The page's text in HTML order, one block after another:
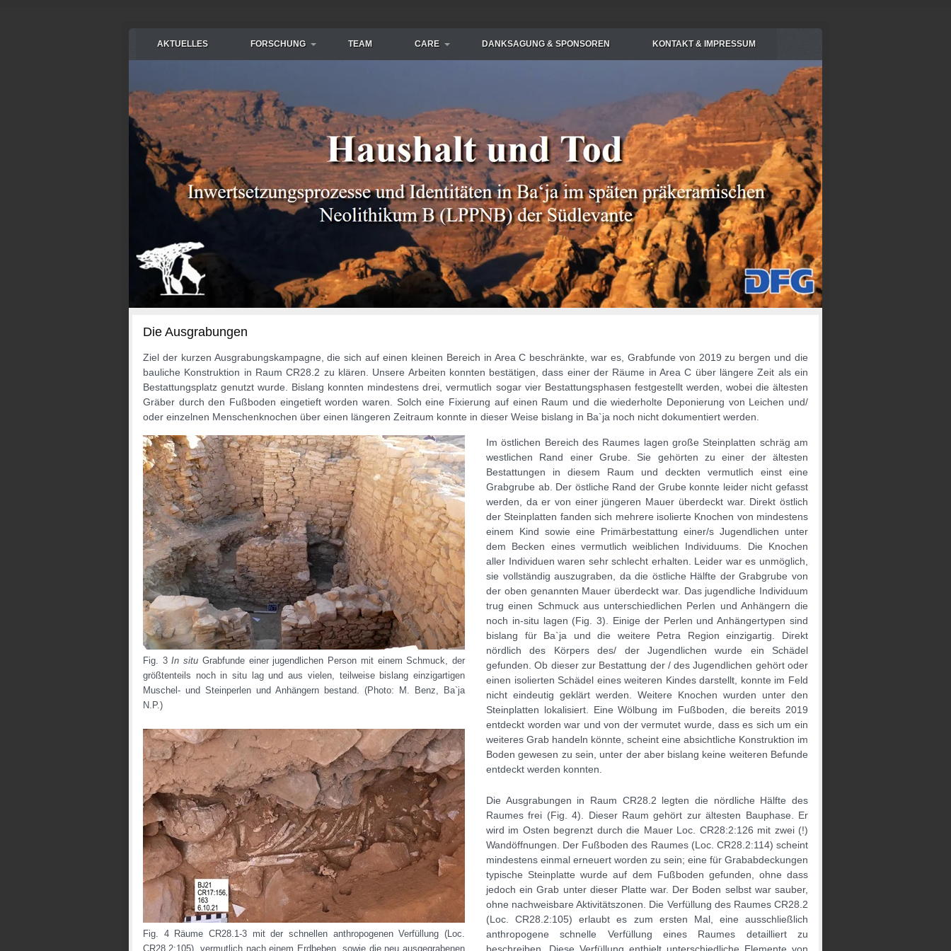
AKTUELLES FORSCHUNG TEAM CARE DANKSAGUNG & SPONSOREN KONTAKT & IMPRESSUM
Die Ausgrabungen
Ziel der kurzen Ausgrabungskampagne, die sich auf einen kleinen Bereich in Area C beschränkte, war es, Grabfunde von 2019 zu bergen und die
bauliche Konstruktion in Raum CR28.2 zu klären. Unsere Arbeiten konnten bestätigen, dass einer der Räume in Area C über längere Zeit als ein
Bestattungsplatz genutzt wurde. Bislang konnten mindestens drei, vermutlich sogar vier Bestattungsphasen festgestellt werden, wobei die ältesten
Gräber durch den Fußboden eingetieft worden waren. Solch eine Fixierung auf einen Raum und die wiederholte Deponierung von Leichen und/
oder einzelnen Menschenknochen über einen längeren Zeitraum konnte in dieser Weise bislang in Ba`ja noch nicht dokumentiert werden.
Fig. 3In situ Grabfunde einer jugendlichen Person mit einem Schmuck, der
größtenteils noch in situ lag und aus vielen, teilweise bislang einzigartigen
Muschel- und Steinperlen und Anhängern bestand. (Photo: M. Benz, Ba`ja
N.P.)
Fig. 4 Räume CR28.1-3 mit der schnellen anthropogenen Verfüllung (Loc.
CR28.2:105), vermutlich nach einem Erdbeben, sowie die neu ausgegrabenen
Im östlichen Bereich des Raumes lagen große Steinplatten schräg am
westlichen Rand einer Grube. Sie gehörten zu einer der ältesten
Bestattungen in diesem Raum und deckten vermutlich einst eine
Grabgrube ab. Der östliche Rand der Grube konnte leider nicht gefasst
werden, da er von einer jüngeren Mauer überdeckt war. Direkt östlich
der Steinplatten fanden sich mehrere isolierte Knochen von mindestens
einem Kind sowie eine Primärbestattung einer/s Jugendlichen unter
dem Becken eines vermutlich weiblichen Individuums. Die Knochen
aller Individuen waren sehr schlecht erhalten. Leider war es unmöglich,
sie vollständig auszugraben, da die östliche Hälfte der Grabgrube von
der oben genannten Mauer überdeckt war. Das jugendliche Individuum
trug einen Schmuck aus unterschiedlichen Perlen und Anhängern die
noch in-situ lagen (Fig. 3). Einige der Perlen und Anhängertypen sind
bislang für Ba`ja und die weitere Petra Region einzigartig. Direkt
nördlich des Körpers des/ der Jugendlichen wurde ein Schädel
gefunden. Ob dieser zur Bestattung der / des Jugendlichen gehört oder
einen isolierten Schädel eines weiteren Kindes darstellt, konnte im Feld
nicht eindeutig geklärt werden. Weitere Knochen wurden unter den
Steinplatten lokalisiert. Eine Wölbung im Fußboden, die bereits 2019
entdeckt worden war und von der vermutet wurde, dass es sich um ein
weiteres Grab handeln könnte, scheint eine absichtliche Konstruktion im
Boden gewesen zu sein, unter der aber bislang keine weiteren Befunde
entdeckt werden konnten.
Die Ausgrabungen in Raum CR28.2 legten die nördliche Hälfte des
Raumes frei (Fig. 4). Dieser Raum gehört zur ältesten Bauphase. Er
wird im Osten begrenzt durch die Mauer Loc. CR28:2:126 mit zwei (!)
Wandöffnungen. Der Fußboden des Raumes (Loc. CR28.2:114) scheint
mindestens einmal erneuert worden zu sein; eine für Grababdeckungen
typische Steinplatte wurde auf dem Fußboden gefunden, ohne dass
jedoch ein Grab unter dieser Platte war. Der Boden selbst war sauber,
ohne nachweisbare Aktivitätszonen. Die Verfüllung des Raumes CR28.2
(Loc. CR28.2:105) erlaubt es zum ersten Mal, eine ausschließlich
anthropogene schnelle Verfüllung eines Raumes detailliert zu